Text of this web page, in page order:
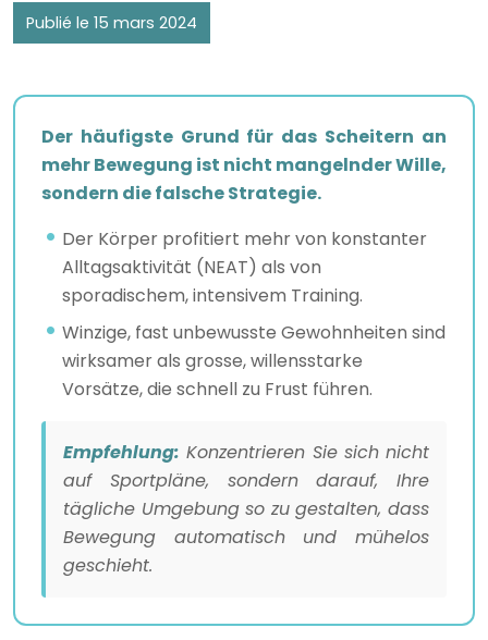
Publié le 15 mars 2024
Der häufigste Grund für das Scheitern an
mehr Bewegung ist nicht mangelnder Wille,
sondern die falsche Strategie.
Der Körper profitiert mehr von konstanter
Alltagsaktivität (NEAT) als von
sporadischem, intensivem Training.
Winzige, fast unbewusste Gewohnheiten sind
wirksamer als grosse, willensstarke
Vorsätze, die schnell zu Frust führen.
Empfehlung: Konzentrieren Sie sich nicht
auf Sportpläne, sondern darauf, Ihre
tägliche Umgebung so zu gestalten, dass
Bewegung automatisch und mühelos
geschieht.